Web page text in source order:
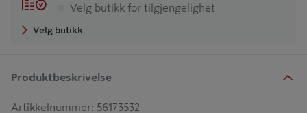
Velg butikk for tilgjengelighet
Velg butikk
Produktbeskrivelse
Artikkelnummer: 56173532